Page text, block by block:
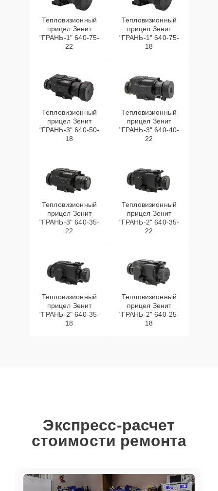
Тепловизионный
прицел Зенит
"ГРАНЬ-1" 640-75-
22
Тепловизионный
прицел Зенит
"ГРАНЬ-1" 640-75-
18
Тепловизионный
прицел Зенит
"ГРАНЬ-3" 640-50-
18
Тепловизионный
прицел Зенит
"ГРАНЬ-3" 640-40-
22
Тепловизионный
прицел Зенит
"ГРАНЬ-3" 640-35-
22
Тепловизионный
прицел Зенит
"ГРАНЬ-2" 640-35-
22
Тепловизионный
прицел Зенит
"ГРАНЬ-2" 640-35-
18
Тепловизионный
прицел Зенит
"ГРАНЬ-2" 640-25-
18
Экспресс-расчет
стоимости ремонта